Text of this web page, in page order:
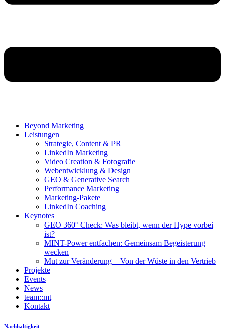
Beyond Marketing
Leistungen
Strategie, Content & PR
LinkedIn Marketing
Video Creation & Fotografie
Webentwicklung & Design
GEO & Generative Search
Performance Marketing
Marketing-Pakete
LinkedIn Coaching
Keynotes
GEO 360° Check: Was bleibt, wenn der Hype vorbei
ist?
MINT-Power entfachen: Gemeinsam Begeisterung
wecken
Mut zur Veränderung – Von der Wüste in den Vertrieb
Projekte
Events
News
team::mt
Kontakt
Nachhaltigkeit